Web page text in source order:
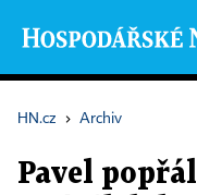
HN.cz › Archiv
Pavel